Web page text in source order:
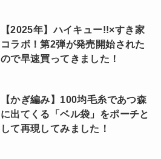
【2025年】ハイキュー!!×すき家
コラボ！第2弾が発売開始された
ので早速買ってきました！
【かぎ編み】100均毛糸であつ森
に出てくる「ベル袋」をポーチと
して再現してみました！